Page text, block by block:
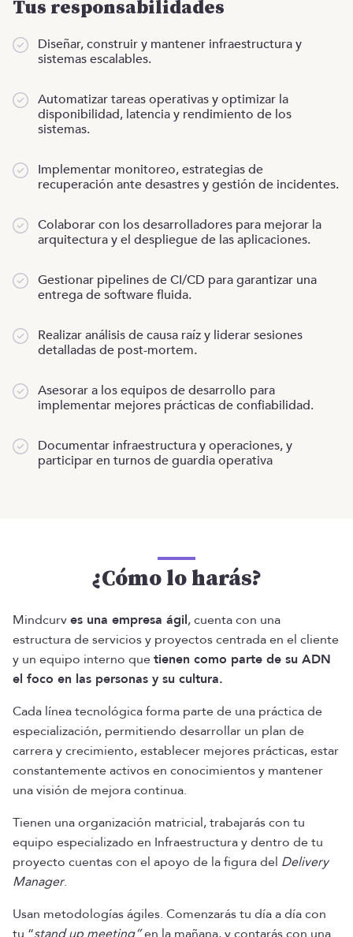
Tus responsabilidades
Diseñar, construir y mantener infraestructura y
sistemas escalables.
Automatizar tareas operativas y optimizar la
disponibilidad, latencia y rendimiento de los
sistemas.
Implementar monitoreo, estrategias de
recuperación ante desastres y gestión de incidentes.
Colaborar con los desarrolladores para mejorar la
arquitectura y el despliegue de las aplicaciones.
Gestionar pipelines de CI/CD para garantizar una
entrega de software fluida.
Realizar análisis de causa raíz y liderar sesiones
detalladas de post-mortem.
Asesorar a los equipos de desarrollo para
implementar mejores prácticas de confiabilidad.
Documentar infraestructura y operaciones, y
participar en turnos de guardia operativa
¿Cómo lo harás?
Mindcurves una empresa ágil, cuenta con una
estructura de servicios y proyectos centrada en el cliente
y un equipo interno quetienen como parte de su ADN
el foco en las personas y su cultura.
Cada línea tecnológica forma parte de una práctica de
especialización, permitiendo desarrollar un plan de
carrera y crecimiento, establecer mejores prácticas, estar
constantemente activos en conocimientos y mantener
una visión de mejora continua.
Tienen una organización matricial, trabajarás con tu
equipo especializado en Infraestructura y dentro de tu
proyecto cuentas con el apoyo de la figura del Delivery
Manager.
Usan metodologías ágiles. Comenzarás tu día a día con